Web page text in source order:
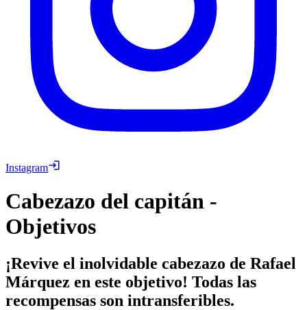
Instagram
Cabezazo del capitán -
Objetivos
¡Revive el inolvidable cabezazo de Rafael
Márquez en este objetivo! Todas las
recompensas son intransferibles.